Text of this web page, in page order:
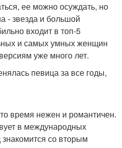
ее можно осуждать, но
- звезда и большой
входит в топ-5
и самых умных женщин
уже много лет.
певица за все годы,
время нежен и романтичен.
в международных
со вторым